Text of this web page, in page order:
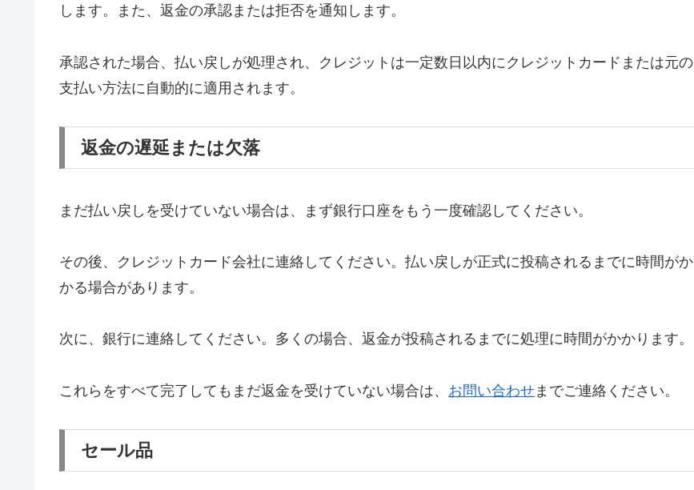
します。また、返金の承認または拒否を通知します。
承認された場合、払い戻しが処理され、クレジットは一定数日以内にクレジットカードまたは元の
支払い方法に自動的に適用されます。
返金の遅延または欠落
まだ払い戻しを受けていない場合は、まず銀行口座をもう一度確認してください。
その後、クレジットカード会社に連絡してください。払い戻しが正式に投稿されるまでに時間がか
かる場合があります。
次に、銀行に連絡してください。多くの場合、返金が投稿されるまでに処理に時間がかかります。
これらをすべて完了してもまだ返金を受けていない場合は、 お問い合わせ までご連絡ください。
セール品